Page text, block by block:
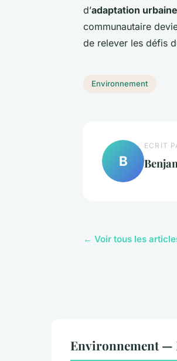
d’adaptation urbaine
communautaire
de relever les défis
Environnement
B
ECRIT
← Voir tous les
Environnement —